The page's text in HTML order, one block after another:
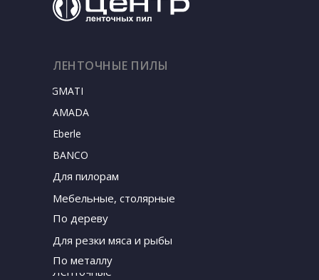
SIGMATEC
AMADA
Eberle
BANCO
Для пилорам
Мебельные, столярные
По дереву
Для резки мяса и рыбы
ЛЕНТОЧНЫЕ ПИЛЫ
По металлу
Ленточные